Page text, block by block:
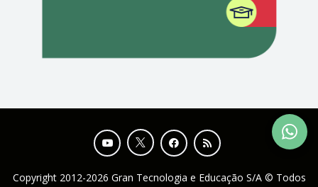
Copyright 2012-2026 Gran Tecnologia e Educação S/A © Todos